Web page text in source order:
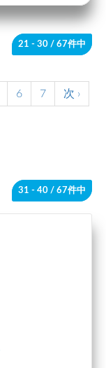
21 - 30 / 67件中
6 7 次 ›
31 - 40 / 67件中